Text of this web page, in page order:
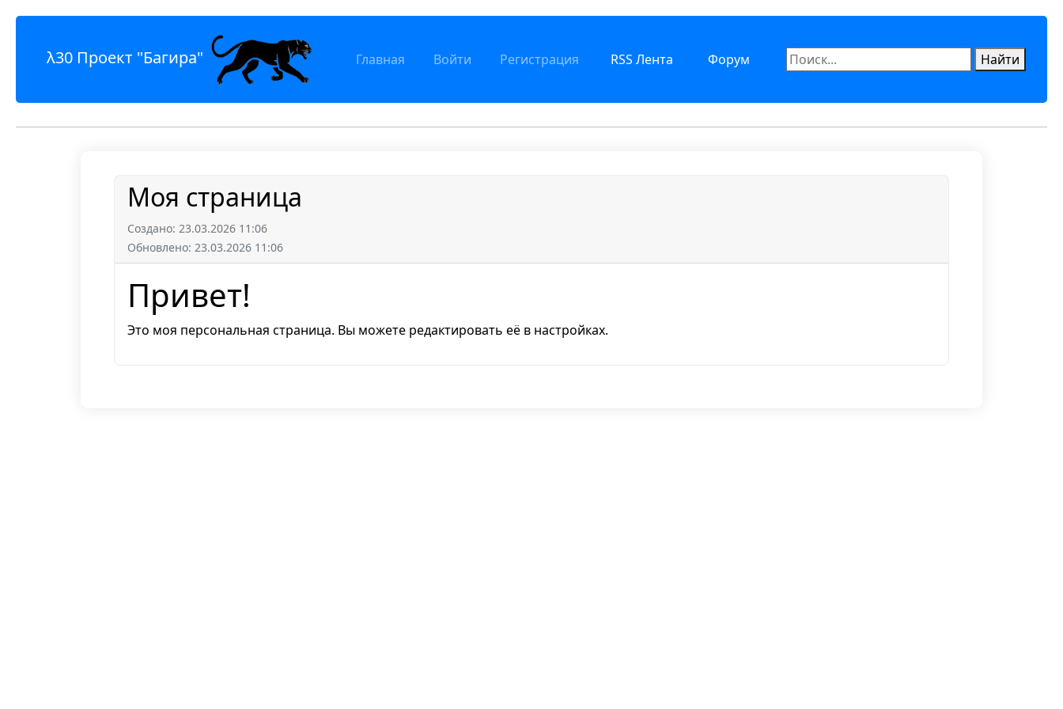
λ30 Проект "Багира" Главная Войти Регистрация RSS Лента Форум Найти
Моя страница
Создано: 23.03.2026 11:06
Обновлено: 23.03.2026 11:06
Привет!
Это моя персональная страница. Вы можете редактировать её в настройках.